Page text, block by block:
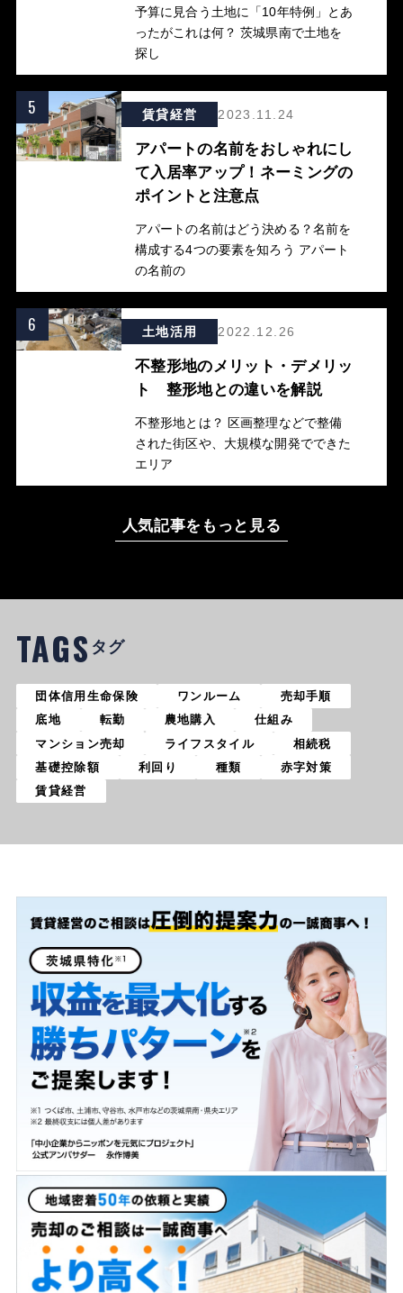
予算に見合う土地に「10年特例」とあ
ったがこれは何？ 茨城県南で土地を
探し
5 賃貸経営 2023.11.24
アパートの名前をおしゃれにし
て入居率アップ！ネーミングの
ポイントと注意点
アパートの名前はどう決める？名前を
構成する4つの要素を知ろう アパート
の名前の
6 土地活用 2022.12.26
不整形地のメリット・デメリッ
ト 整形地との違いを解説
不整形地とは？ 区画整理などで整備
された街区や、大規模な開発でできた
エリア
人気記事をもっと見る
TAGS タグ
団体信用生命保険 ワンルーム
売却手順
底地
転勤 農地購入
仕組み
マンション売却
ライフスタイル
相続税
基礎控除額
利回り 種類
赤字対策
賃貸経営